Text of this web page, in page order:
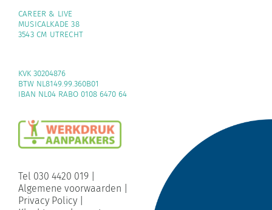
MUSICALKADE 38
3543 CM UTRECHT
BTW NL8149.99.360B01
IBAN NL04 RABO 0108 6470 64
Algemene voorwaarden
Privacy Policy|
Klachtenreglement